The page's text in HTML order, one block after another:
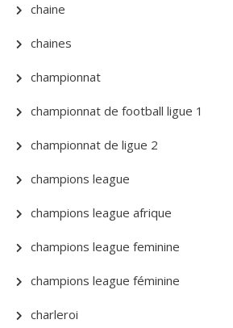
chaine
chaines
championnat
championnat de football ligue 1
championnat de ligue 2
champions league
champions league afrique
champions league feminine
champions league féminine
charleroi